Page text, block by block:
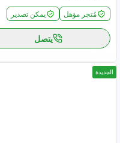
مُتجر مؤهل يمكن تصدير
يتصل
الجديدة